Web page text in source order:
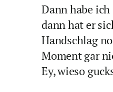
Dann habe
dann hat er
Handschlag
Moment gar
Ey, wieso